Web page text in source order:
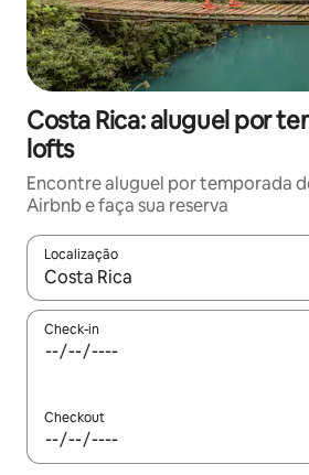
Costa Rica: aluguel por
lofts
Encontre aluguel por temporada
Airbnb e faça sua reserva
Localização
Quando os resultados estiverem
Check-in
Checkout